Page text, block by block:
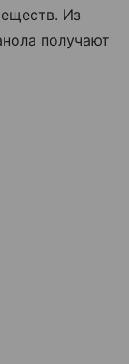
Из
получают